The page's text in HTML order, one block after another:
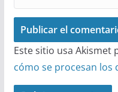
Este sitio usa Akismet
cómo se procesan